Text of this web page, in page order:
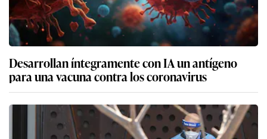
Desarrollan íntegramente con IA un antígeno
para una vacuna contra los coronavirus